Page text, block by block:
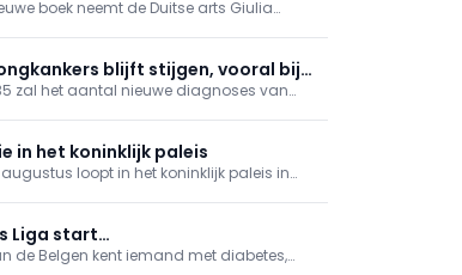
boek neemt de Duitse arts Giulia
immuunsysteem worden op een originele
blijft stijgen, vooral bij
en niet-rokers
zal het aantal nieuwe diagnoses van
in het koninklijk paleis
augustus loopt in het koninklijk paleis in
in zo'n geval best voor elkaar kunnen
Liga start
'24-7 Diabetes'
de Belgen kent iemand met diabetes,